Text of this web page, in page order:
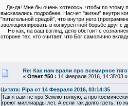
Да-да! Мне бы очень хотелось, чтобы по этому
высказались подробнее. Насчет "жизни" внутри
"питательной средой", что внутри него
эволюционировать в конкурентной борьбе друг с
Но как, на ваш взгляд, дело обстоит с
стороне тех, кто считает, что Бог самолично
Re: Как нам врали про всемирное
« Ответ #50 : 14 Февраля 2016, 14:35:03 »
Цитата: Pipa от 14 Февраля 2016, 03:14:35
Так я вам не про Землю толкую, а про
греют миллиарды лет. А если так долго греть, то